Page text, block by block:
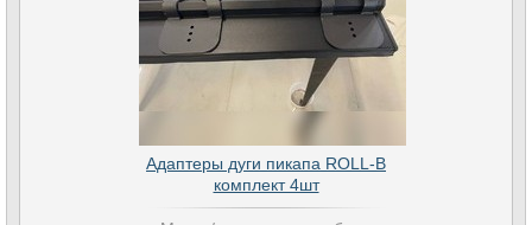
Адаптеры дуги пикапа ROLL-B
комплект 4шт